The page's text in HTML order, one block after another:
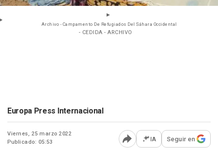
Archivo - Campamento De Refugiados Del Sáhara Occidental
- CEDIDA - ARCHIVO
Europa Press Internacional
Viernes, 25 marzo 2022
Publicado: 05:53
Abrir opciones para
IA Seguir en